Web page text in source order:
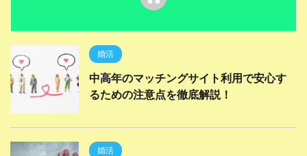
婚活
中高年のマッチングサイト利用で安心す
るための注意点を徹底解説！
婚活